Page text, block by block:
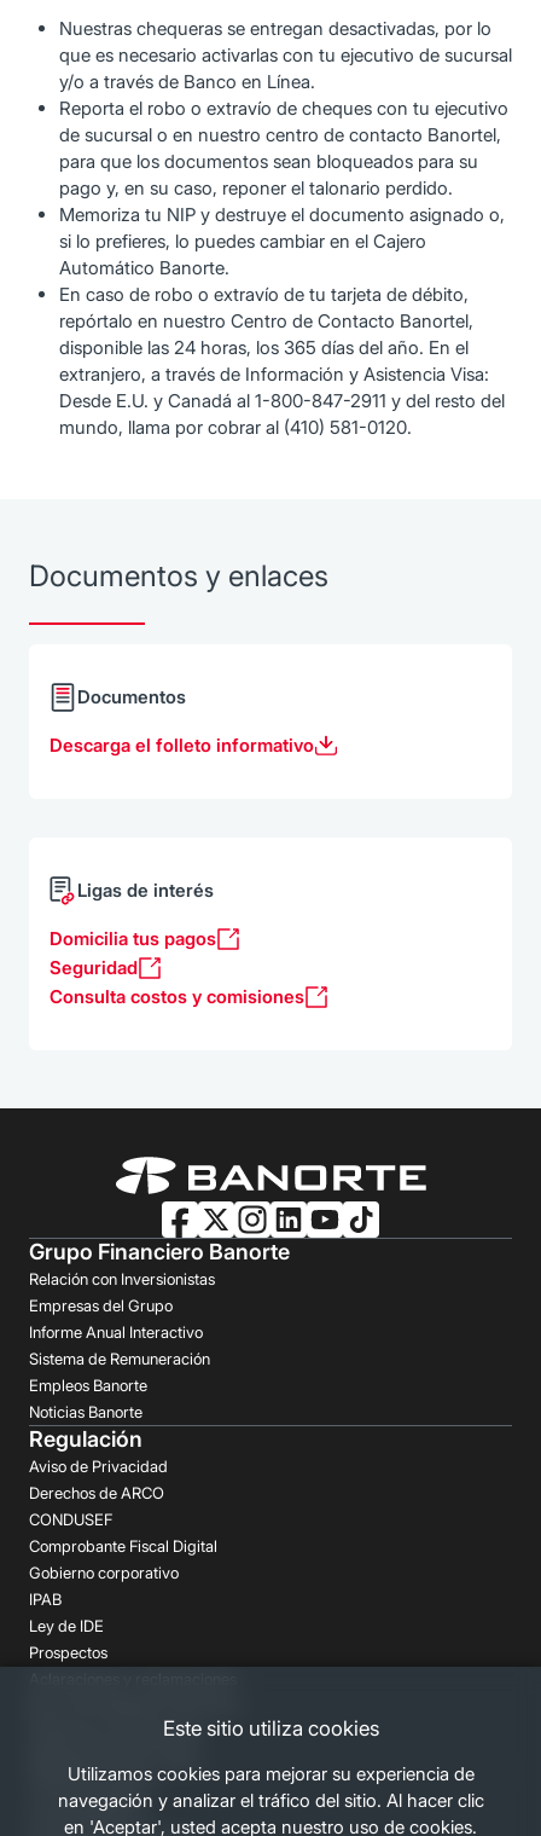
Este sitio utiliza cookies
Utilizamos cookies para mejorar su experiencia de
navegación y analizar el tráfico del sitio. Al hacer clic
en 'Aceptar', usted acepta nuestro uso de cookies.
Nuestras chequeras se entregan desactivadas, por lo
que es necesario activarlas con tu ejecutivo de sucursal
y/o a través de Banco en Línea.
Reporta el robo o extravío de cheques con tu ejecutivo
de sucursal o en nuestro centro de contacto Banortel,
para que los documentos sean bloqueados para su
pago y, en su caso, reponer el talonario perdido.
Memoriza tu NIP y destruye el documento asignado o,
si lo prefieres, lo puedes cambiar en el Cajero
Automático Banorte.
En caso de robo o extravío de tu tarjeta de débito,
repórtalo en nuestro Centro de Contacto Banortel,
disponible las 24 horas, los 365 días del año. En el
extranjero, a través de Información y Asistencia Visa:
Desde E.U. y Canadá al 1-800-847-2911 y del resto del
mundo, llama por cobrar al (410) 581-0120.
Documentos y enlaces
Documentos
Descarga el folleto informativo
Ligas de interés
Domicilia tus pagos
Seguridad
Consulta costos y comisiones
Grupo Financiero Banorte
Relación con Inversionistas
Empresas del Grupo
Informe Anual Interactivo
Sistema de Remuneración
Empleos Banorte
Noticias Banorte
Regulación
Aviso de Privacidad
Derechos de ARCO
CONDUSEF
Comprobante Fiscal Digital
Gobierno corporativo
IPAB
Ley de IDE
Prospectos
Despachos de Cobranza
Términos Legales
Canales Banorte